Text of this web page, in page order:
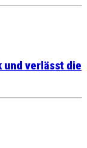
verlässt die